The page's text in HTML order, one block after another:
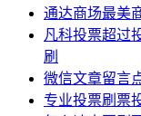
通达商场最美
凡科投票超过
刷
微信文章留言
专业投票刷票